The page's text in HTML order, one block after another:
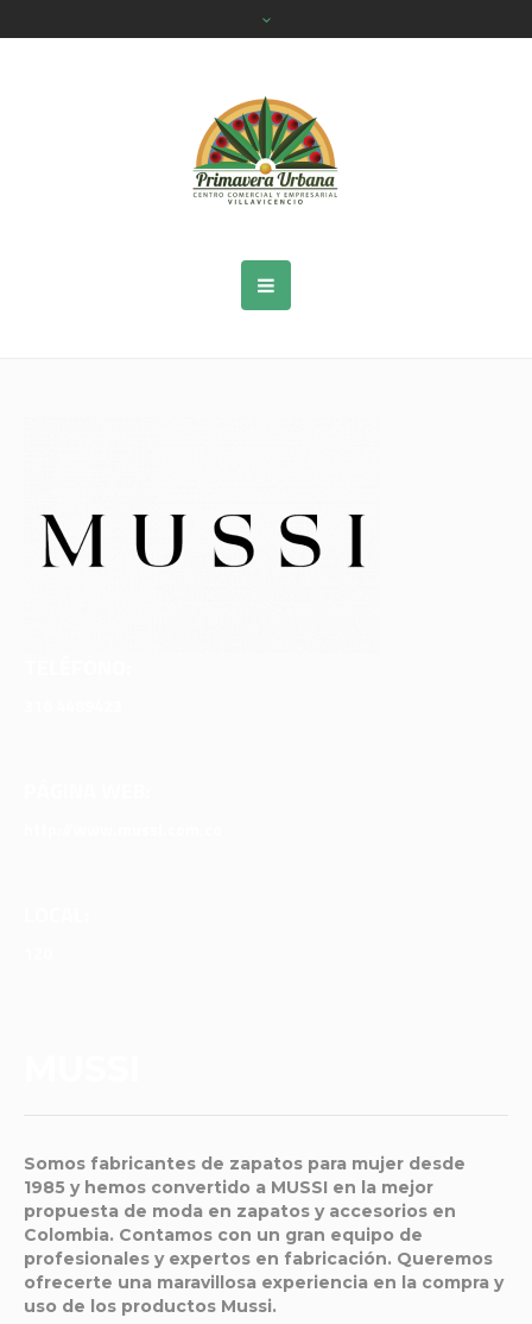
Somos fabricantes de zapatos para mujer desde
1985 y hemos convertido a MUSSI en la mejor
propuesta de moda en zapatos y accesorios en
Colombia. Contamos con un gran equipo de
profesionales y expertos en fabricación. Queremos
ofrecerte una maravillosa experiencia en la compra y
uso de los productos Mussi.